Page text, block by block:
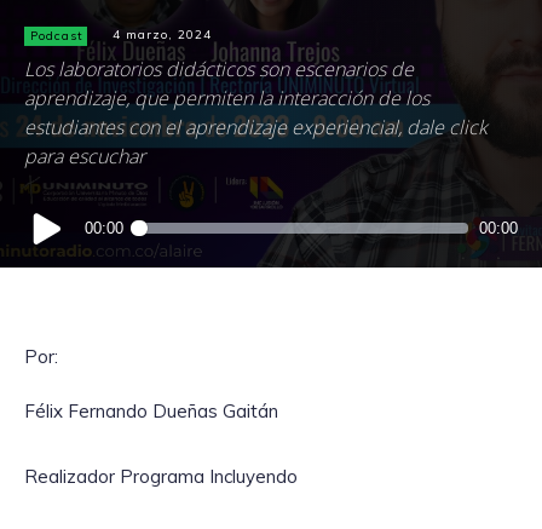
Podcast 4 marzo, 2024
Los laboratorios didácticos son escenarios de
aprendizaje, que permiten la interacción de los
estudiantes con el aprendizaje experiencial, dale click
para escuchar
Reproductor
de
audio
00:00 00:00
Por:
Félix Fernando Dueñas Gaitán
Realizador Programa Incluyendo